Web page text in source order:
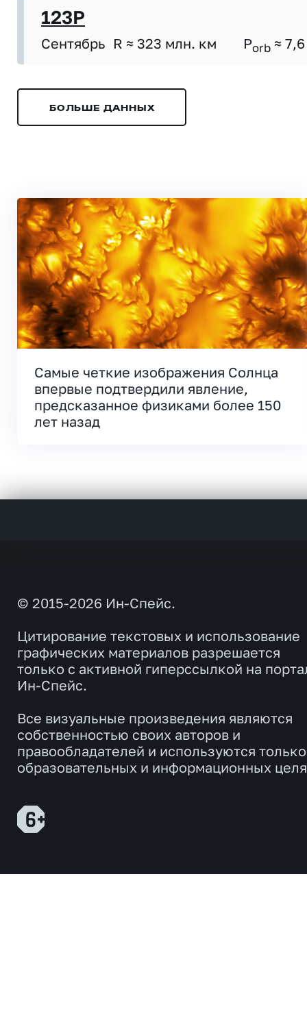
123P
Сентябрь R ≈ 323 млн. км Porb ≈ 7,6
БОЛЬШЕ ДАННЫХ
Самые четкие изображения Солнца
впервые подтвердили явление,
предсказанное физиками более 150
лет назад
© 2015-2026 Ин-Спейс.
Цитирование текстовых и использование
графических материалов разрешается
только с активной гиперссылкой на
Ин-Спейс.
Все визуальные произведения являются
собственностью своих авторов и
правообладателей и используются
образовательных и информационных